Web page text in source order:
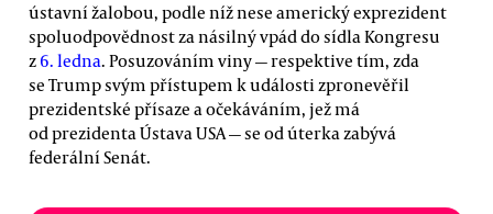
ústavní žalobou, podle níž nese americký exprezident
spoluodpovědnost za násilný vpád do sídla Kongresu
z 6. ledna. Posuzováním viny — respektive tím, zda
se Trump svým přístupem k události zpronevěřil
prezidentské přísaze a očekáváním, jež má
od prezidenta Ústava USA — se od úterka zabývá
federální Senát.